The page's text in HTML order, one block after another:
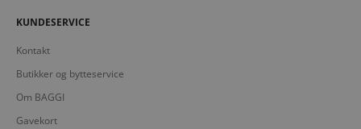
KUNDESERVICE
Kontakt
Butikker og bytteservice
Om BAGGI
Gavekort